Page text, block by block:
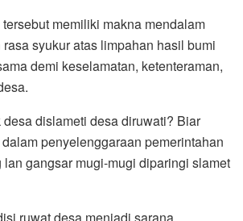
memiliki makna mendalam
syukur atas limpahan hasil bumi
demi keselamatan, ketenteraman,
desa dislameti desa diruwati? Biar
penyelenggaraan pemerintahan
gangsar mugi-mugi diparingi slamet
ruwat desa menjadi sarana